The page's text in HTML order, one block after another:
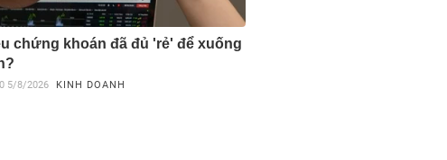
chứng khoán đã đủ 'rẻ' để xuống
5/8/2026 KINH DOANH